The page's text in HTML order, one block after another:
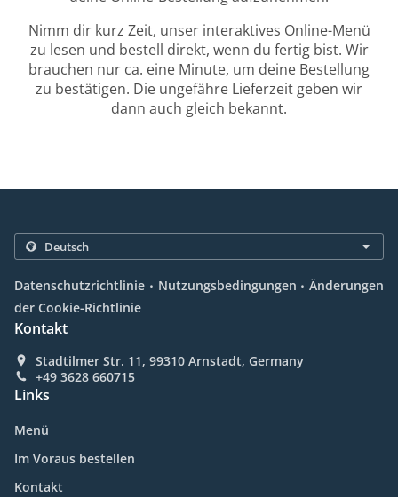
Nimm dir kurz Zeit, unser interaktives Online-Menü
zu lesen und bestell direkt, wenn du fertig bist. Wir
brauchen nur ca. eine Minute, um deine Bestellung
zu bestätigen. Die ungefähre Lieferzeit geben wir
dann auch gleich bekannt.
Datenschutzrichtlinie . Nutzungsbedingungen . Änderungen
der Cookie-Richtlinie
Kontakt
Stadtilmer Str. 11, 99310 Arnstadt, Germany
+49 3628 660715
Links
Menü
Im Voraus bestellen
Kontakt